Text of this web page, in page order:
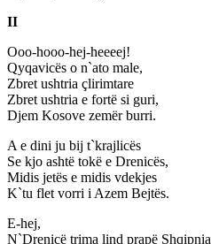
II
Ooo-hooo-hej-heeeej!
Qyqavicës o n`ato male,
Zbret ushtria çlirimtare
Zbret ushtria e fortë si guri,
Djem Kosove zemër burri.
A e dini ju bij t`krajlicës
Se kjo ashtë tokë e Drenicës,
Midis jetës e midis vdekjes
K`tu flet vorri i Azem Bejtës.
E-hej,
N`Drenicë trima lind prapë Shqipnia